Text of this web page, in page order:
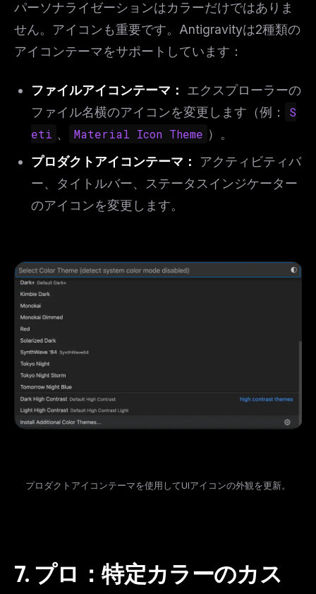
パーソナライゼーションはカラーだけではありま
せん。アイコンも重要です。Antigravityは2種類の
アイコンテーマをサポートしています：
ファイルアイコンテーマ：
エクスプローラーの
ファイル名横のアイコンを変更します（例：
S
eti 、 Material Icon Theme ）。
プロダクトアイコンテーマ：
アクティビティバ
ー、タイトルバー、ステータスインジケーター
のアイコンを変更します。
プロダクトアイコンテーマを使用してUIアイコンの外観を更新。
7. プロ：特定カラーのカス
THIS WEEK'S DIGEST
MCP pick of the week
New agent skill drop
Free · Weekly · 2 min read
FREE NEWSLETTER
The weekly digest forAI builders
Curated MCP picks, agent skills, rules, and LLM
Get the weekly digest